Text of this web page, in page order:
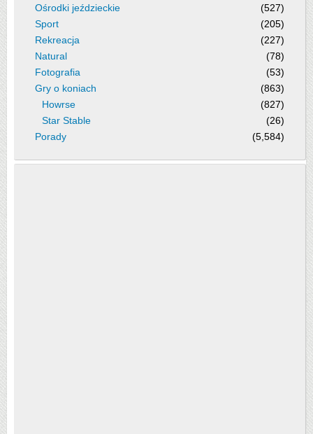
Ośrodki jeździeckie
(527)
Sport
(205)
Rekreacja
(227)
Natural
(78)
Fotografia
(53)
Gry o koniach
(863)
Howrse
(827)
Star Stable
(26)
Porady
(5,584)